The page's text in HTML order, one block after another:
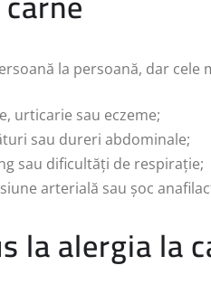
la persoană, dar cele
urticarie sau eczeme;
sau dureri abdominale;
sau dificultăți de respirație;
arterială sau șoc
la alergia la